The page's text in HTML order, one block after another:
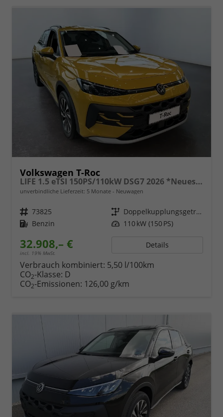
Volkswagen T-Roc
LIFE 1.5 eTSI 150PS/110kW DSG7 2026 *Neues Modell*
unverbindliche Lieferzeit: 5 Monate Neuwagen
Fahrzeugnr. 73825 Getriebe
Doppelkupplungsgetriebe (DSG)
Kraftstoff Benzin Leistung 110 kW (150 PS)
32.908,– €
incl. 19% MwSt.
Details
Verbrauch kombiniert: 5,50 l/100km
CO2-Klasse: D
CO2-Emissionen: 126,00 g/km